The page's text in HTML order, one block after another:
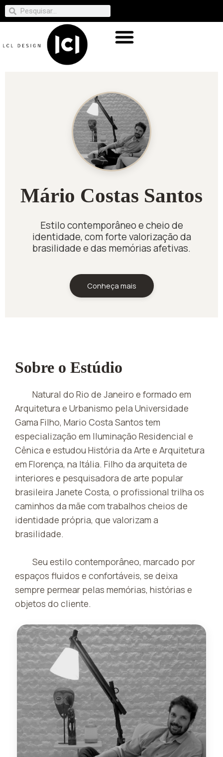
Mário Costas Santos
Estilo contemporâneo e cheio de
identidade, com forte valorização da
brasilidade e das memórias afetivas.
Conheça mais
Sobre o Estúdio
Natural do Rio de Janeiro e formado em
Arquitetura e Urbanismo pela Universidade
Gama Filho, Mario Costa Santos tem
especialização em Iluminação Residencial e
Cênica e estudou História da Arte e Arquitetura
em Florença, na Itália. Filho da arquiteta de
interiores e pesquisadora de arte popular
brasileira Janete Costa, o profissional trilha os
caminhos da mãe com trabalhos cheios de
identidade própria, que valorizam a
brasilidade.
Seu estilo contemporâneo, marcado por
espaços fluidos e confortáveis, se deixa
sempre permear pelas memórias, histórias e
objetos do cliente.